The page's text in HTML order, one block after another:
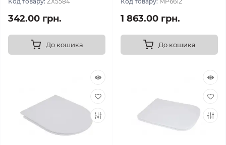
342.00 грн.
До кошика
1 863.00 грн.
До кошика